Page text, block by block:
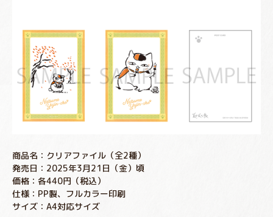
商品名：クリアファイル（全2種）
発売日：2025年3月21日（金）頃
価格：各440円（税込）
仕様：PP製、フルカラー印刷
サイズ：A4対応サイズ